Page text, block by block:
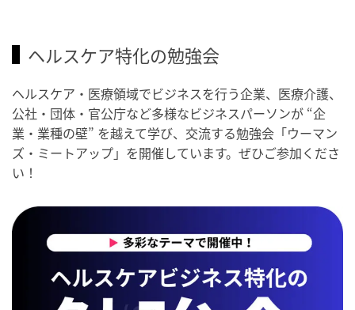
ヘルスケア特化の勉強会
ヘルスケア・医療領域でビジネスを行う企業、医療介護、
公社・団体・官公庁など多様なビジネスパーソンが “企
業・業種の壁” を越えて学び、交流する勉強会「ウーマン
ズ・ミートアップ」を開催しています。ぜひご参加くださ
い！